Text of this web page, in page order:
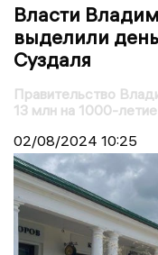
Власти
выделили
Суздаля
Правительство
13 млн на 1000-
02/08/2024 10:25